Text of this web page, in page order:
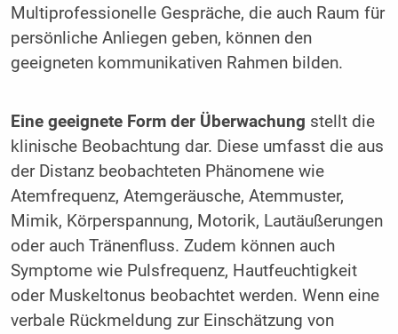
Multiprofessionelle Gespräche, die auch Raum für
persönliche Anliegen geben, können den
geeigneten kommunikativen Rahmen bilden.
Eine geeignete Form der Überwachung stellt die
klinische Beobachtung dar. Diese umfasst die aus
der Distanz beobachteten Phänomene wie
Atemfrequenz, Atemgeräusche, Atemmuster,
Mimik, Körperspannung, Motorik, Lautäußerungen
oder auch Tränenfluss. Zudem können auch
Symptome wie Pulsfrequenz, Hautfeuchtigkeit
oder Muskeltonus beobachtet werden. Wenn eine
verbale Rückmeldung zur Einschätzung von